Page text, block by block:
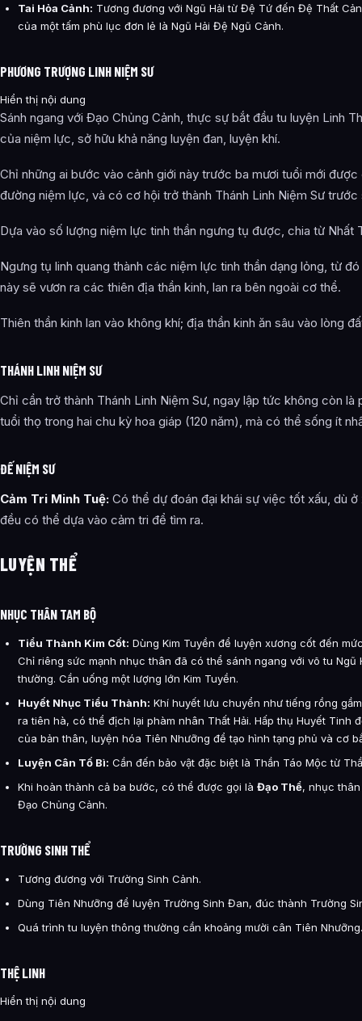
Tai Hỏa Cảnh: Tương đương với Ngũ Hải từ Đệ Tứ đến Đệ Thất
của một tấm phù lục đơn lẻ là Ngũ Hải Đệ Ngũ Cảnh.
PHƯƠNG TRƯỢNG LINH NIỆM SƯ
Hiển thị nội dung
Sánh ngang với Đạo Chủng Cảnh, thực sự bắt đầu tu luyện Linh
của niệm lực, sở hữu khả năng luyện đan, luyện khí.
Chỉ những ai bước vào cảnh giới này trước ba mươi tuổi mới
đường niệm lực, và có cơ hội trở thành Thánh Linh Niệm Sư trước
Dựa vào số lượng niệm lực tinh thần ngưng tụ được, chia từ Nhất
Ngưng tụ linh quang thành các niệm lực tinh thần dạng lỏng, từ
này sẽ vươn ra các thiên địa thần kinh, lan ra bên ngoài cơ thể.
Thiên thần kinh lan vào không khí; địa thần kinh ăn sâu vào lòng
THÁNH LINH NIỆM SƯ
Chỉ cần trở thành Thánh Linh Niệm Sư, ngay lập tức không còn là
tuổi thọ trong hai chu kỳ hoa giáp (120 năm), mà có thể sống ít
ĐẾ NIỆM SƯ
Cảm Tri Minh Tuệ: Có thể dự đoán đại khái sự việc tốt xấu, dù ở
đều có thể dựa vào cảm tri để tìm ra.
LUYỆN THỂ
NHỤC THÂN TAM BỘ
Tiểu Thành Kim Cốt: Dùng Kim Tuyền để luyện xương cốt đến
Chỉ riêng sức mạnh nhục thân đã có thể sánh ngang với võ tu Ngũ
thường. Cần uống một lượng lớn Kim Tuyền.
Huyết Nhục Tiểu Thành: Khí huyết lưu chuyển như tiếng rồng
ra tiên hà, có thể địch lại phàm nhân Thất Hải. Hấp thụ Huyết Tinh
của bản thân, luyện hóa Tiên Nhưỡng để tạo hình tạng phủ và cơ
Luyện Cân Tố Bì: Cần đến bảo vật đặc biệt là Thần Táo Mộc từ
Khi hoàn thành cả ba bước, có thể được gọi là Đạo Thể, nhục
Đạo Chủng Cảnh.
TRƯỜNG SINH THỂ
Tương đương với Trường Sinh Cảnh.
Dùng Tiên Nhưỡng để luyện Trường Sinh Đan, đúc thành Trường
Quá trình tu luyện thông thường cần khoảng mười cân Tiên Nhưỡng.
THỆ LINH
Hiển thị nội dung